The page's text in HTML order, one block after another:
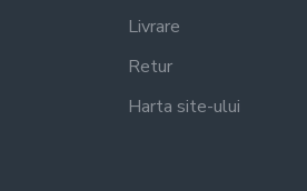
Livrare
Retur
Harta site-ului